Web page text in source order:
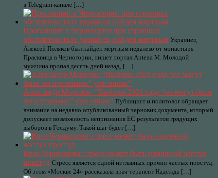
в Telegram-канале […]
Пропавший в Черногории при странных
обстоятельствах украинец найден мертвым Украинец
Алексей Поляков был найден мёртвым недалеко от монастыря
Прасквица в Черногории, пишет портал Antena M. Молодой
мужчина пропал десять дней назад, […]
Александр Морозов: “Выборы 2021 года “не могут быть
легитимными” уже никак” Публицист и политолог обращает
внимание на недавно опубликованный черновик документа, который
допускает возможность непризнания ЕС результатов грядущих
выборов в Госдуму. Такой шаг будет […]
Врач Чернышова: стресс может быть причиной частых
простуд Стресс является одной из главных причин частых простуд.
Об этом «Москве 24» рассказала врач-терапевт Надежда […]